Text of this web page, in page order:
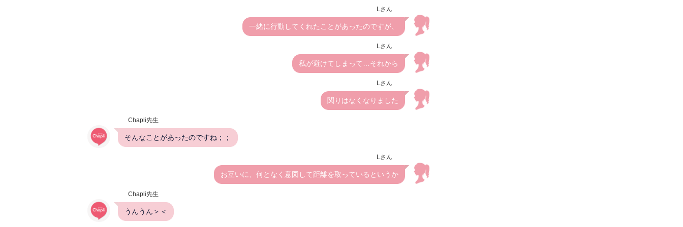
Lさん
一緒に行動してくれたことがあったのですが、
Lさん
私が避けてしまって…それから
Lさん
関りはなくなりました
Chapli先生
そんなことがあったのですね；；
Lさん
お互いに、何となく意図して距離を取っているというか
Chapli先生
うんうん＞＜